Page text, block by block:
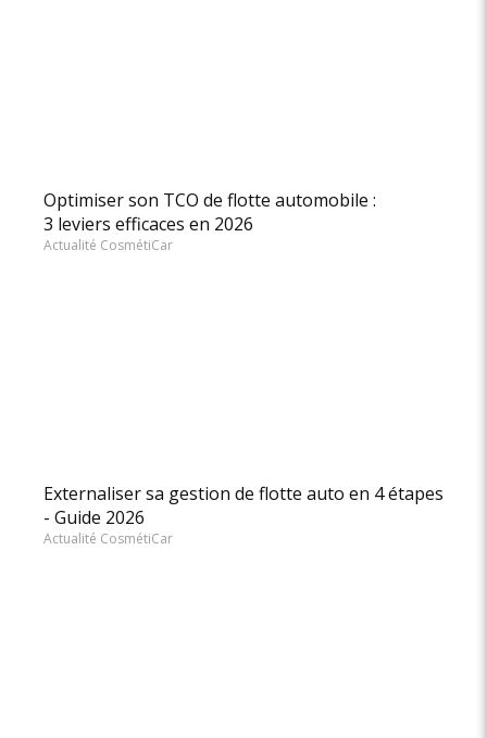
Optimiser son TCO de flotte automobile :
3 leviers efficaces en 2026
Actualité CosmétiCar
Externaliser sa gestion de flotte auto en 4 étapes
- Guide 2026
Actualité CosmétiCar